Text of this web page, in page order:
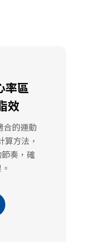
率區
效
合的運動
方法，
奏，確